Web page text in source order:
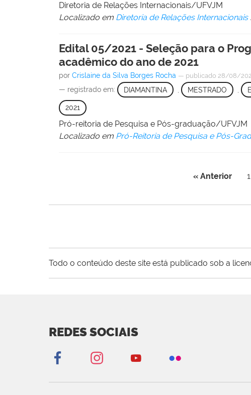
Diretoria de Relações Internacionais/UFVJM
Localizado em Diretoria de Relações Internacionais
Edital 05/2021 - Seleção para o
acadêmico do ano de 2021
porCrislaine da Silva Borges Rocha — publicado 28/08/
— registrado em: DIAMANTINA MESTRADO
2021
Pró-reitoria de Pesquisa e Pós-graduação/UFVJM
Localizado em Pró-Reitoria de Pesquisa e Pós-
« Anterior 1
Todo o conteúdo deste site está publicado sob a
REDES SOCIAIS